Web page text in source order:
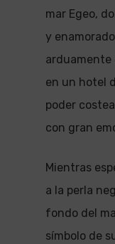
mar Egeo,
y
arduamente
en un hotel
poder
con gran
Mientras
a la perla
fondo del
símbolo de